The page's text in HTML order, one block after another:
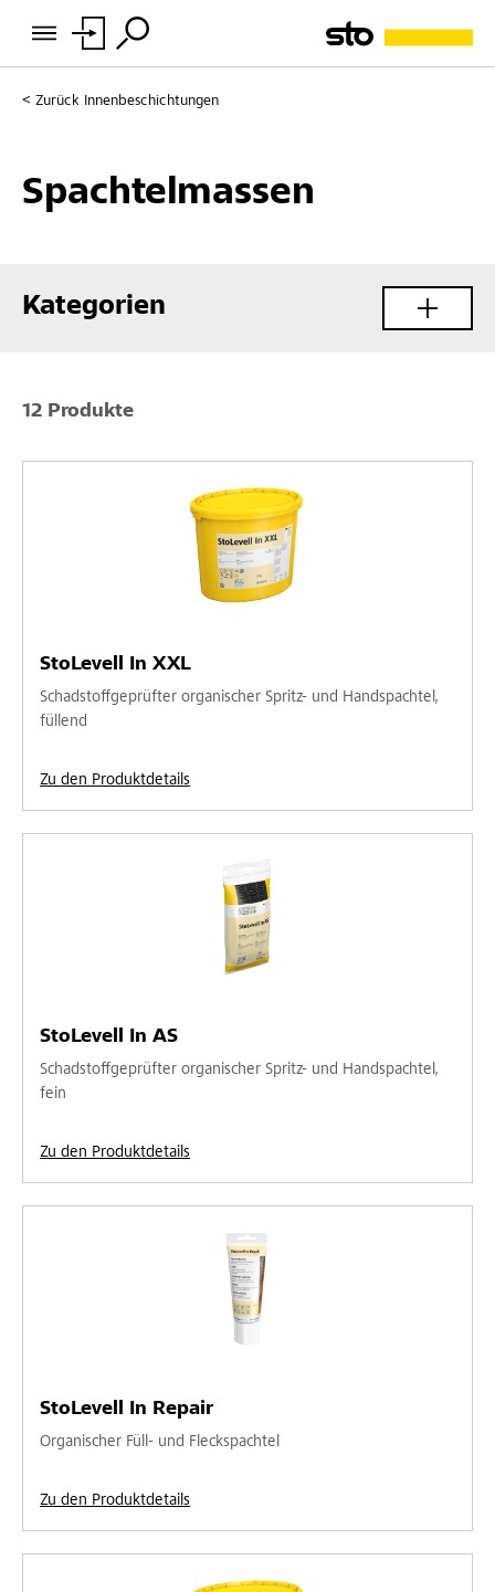
Zurück Innenbeschichtungen
Spachtelmassen
Kategorien
12 Produkte
StoLevell In XXL
Schadstoffgeprüfter organischer Spritz- und Handspachtel,
füllend
Zu den Produktdetails
StoLevell In AS
Schadstoffgeprüfter organischer Spritz- und Handspachtel,
fein
Zu den Produktdetails
StoLevell In Repair
Organischer Füll- und Fleckspachtel
Zu den Produktdetails